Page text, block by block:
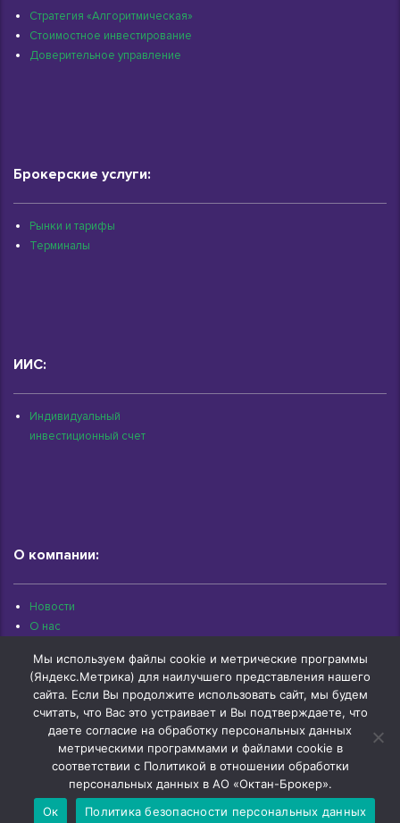
Стратегия «Алгоритмическая»
Стоимостное инвестирование
Доверительное управление
Брокерские услуги:
Рынки и тарифы
Терминалы
ИИС:
Индивидуальный
инвестиционный счет
О компании:
Новости
О нас
Контакты
Архив документов
© 1997-2026 «Октан-Брокер» | г.Омск, ул.Красный Путь, 109 оф.510 |
+7 (3812) 29-00-92
Мы используем файлы cookie и метрические программы
(Яндекс.Метрика) для наилучшего представления нашего
сайта. Если Вы продолжите использовать сайт, мы будем
считать, что Вас это устраивает и Вы подтверждаете, что
даете согласие на обработку персональных данных
метрическими программами и файлами cookie в
соответствии с Политикой в отношении обработки
персональных данных в АО «Октан-Брокер».
Ок
Политика безопасности персональных данных